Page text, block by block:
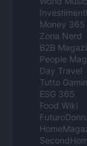
Money 365
Zona Nerd
B2B
People
Day Travel
Tutto
ESG 365
Food Wiki